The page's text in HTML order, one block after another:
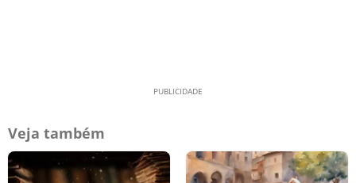
Veja também